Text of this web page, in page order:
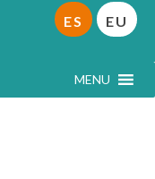
MENU
ES EU